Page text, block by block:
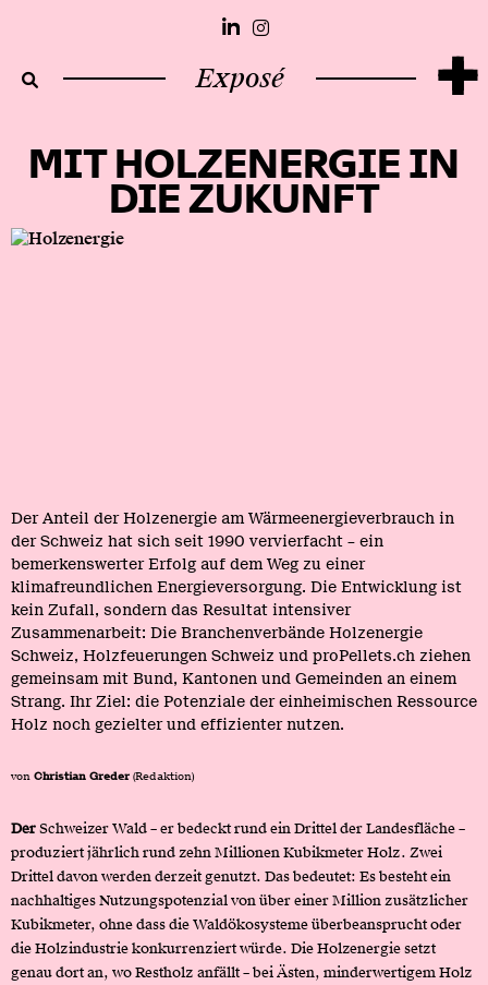
Exposé +
MIT HOLZENERGIE IN
DIE ZUKUNFT
Der Anteil der Holzenergie am Wärmeenergieverbrauch in
der Schweiz hat sich seit 1990 vervierfacht – ein
bemerkenswerter Erfolg auf dem Weg zu einer
klimafreundlichen Energieversorgung. Die Entwicklung ist
kein Zufall, sondern das Resultat intensiver
Zusammenarbeit: Die Branchenverbände Holzenergie
Schweiz, Holzfeuerungen Schweiz und proPellets.ch ziehen
gemeinsam mit Bund, Kantonen und Gemeinden an einem
Strang. Ihr Ziel: die Potenziale der einheimischen Ressource
Holz noch gezielter und effizienter nutzen.
von Christian Greder (Redaktion)
DerSchweizer Wald – er bedeckt rund ein Drittel der Landesfläche –
produziert jährlich rund zehn Millionen Kubikmeter Holz. Zwei
Drittel davon werden derzeit genutzt. Das bedeutet: Es besteht ein
nachhaltiges Nutzungspotenzial von über einer Million zusätzlicher
Kubikmeter, ohne dass die Waldökosysteme überbeansprucht oder
die Holzindustrie konkurrenziert würde. Die Holzenergie setzt
genau dort an, wo Restholz anfällt – bei Ästen, minderwertigem Holz